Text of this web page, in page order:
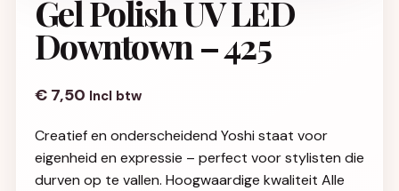
Gel Polish UV LED
Downtown – 425
€ 7,50 Incl btw
Creatief en onderscheidend Yoshi staat voor
eigenheid en expressie – perfect voor stylisten die
durven op te vallen. Hoogwaardige kwaliteit Alle